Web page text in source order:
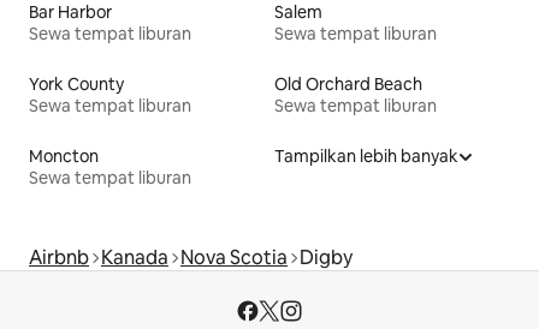
Bar Harbor
Sewa tempat liburan
Salem
Sewa tempat liburan
York County
Sewa tempat liburan
Old Orchard Beach
Sewa tempat liburan
Moncton
Sewa tempat liburan
Tampilkan lebih banyak
Airbnb Kanada Nova Scotia Digby